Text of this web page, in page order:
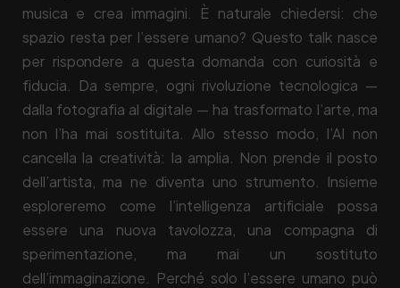
musica e crea immagini. È naturale chiedersi: che
spazio resta per l’essere umano? Questo talk nasce
per rispondere a questa domanda con curiosità e
fiducia. Da sempre, ogni rivoluzione tecnologica —
dalla fotografia al digitale — ha trasformato l’arte, ma
non l’ha mai sostituita. Allo stesso modo, l’AI non
cancella la creatività: la amplia. Non prende il posto
dell’artista, ma ne diventa uno strumento. Insieme
esploreremo come l’intelligenza artificiale possa
essere una nuova tavolozza, una compagna di
sperimentazione, ma mai un sostituto
dell’immaginazione. Perché solo l’essere umano può